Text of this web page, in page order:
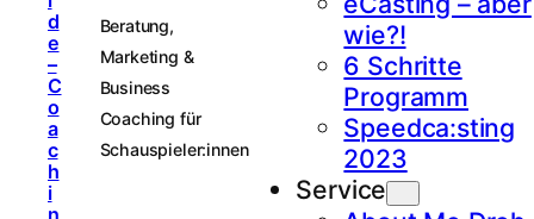
d
e
–
C
o
a
c
h
i
Beratung,
Marketing &
Business
Coaching für
Schauspieler:innen
wie?!
6 Schritte
Programm
Speedca:sting
2023
Service